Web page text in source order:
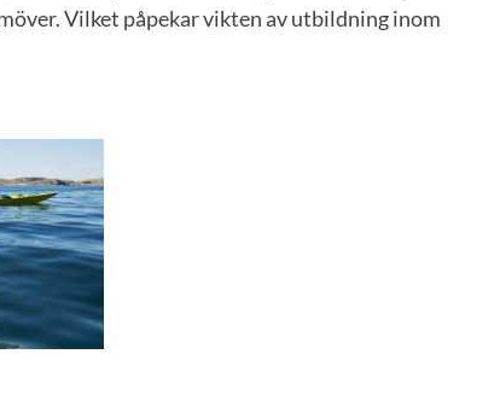
Vilket påpekar vikten av utbildning inom